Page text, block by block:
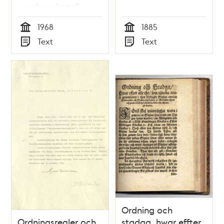
ungdomshotell
Tid
1968
Typ
Text Tid
1885
Typ
Text
Ordning och